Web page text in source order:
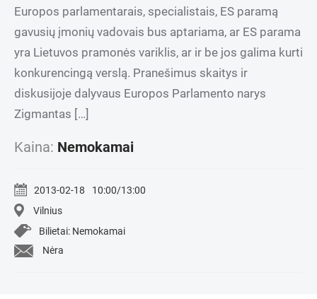
Europos parlamentarais, specialistais, ES paramą
gavusių įmonių vadovais bus aptariama, ar ES parama
yra Lietuvos pramonės variklis, ar ir be jos galima kurti
konkurencingą verslą. Pranešimus skaitys ir
diskusijoje dalyvaus Europos Parlamento narys
Zigmantas […]
Kaina: Nemokamai
2013-02-18
10:00/13:00
Vilnius
Bilietai: Nemokamai
Nėra